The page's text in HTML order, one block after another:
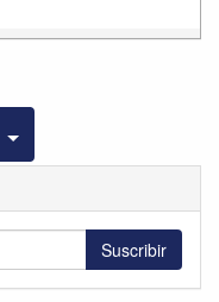
Seleccionar
Suscribir